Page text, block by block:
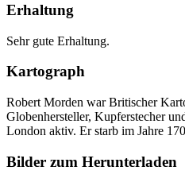
Erhaltung
Sehr gute Erhaltung.
Kartograph
Robert Morden war Britischer
Globenhersteller, Kupferstecher
London aktiv. Er starb im Jahre
Bilder zum Herunterladen